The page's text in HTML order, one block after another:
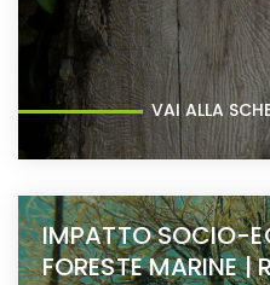
VAI ALLA
IMPATTO SOCIO-
FORESTE MARINE |